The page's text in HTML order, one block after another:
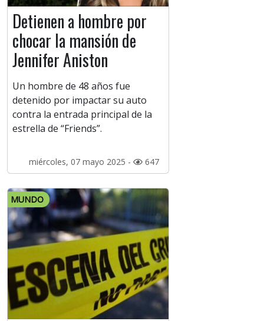
Detienen a hombre por
chocar la mansión de
Jennifer Aniston
Un hombre de 48 años fue
detenido por impactar su auto
contra la entrada principal de la
estrella de “Friends”.
miércoles, 07 mayo 2025 - 647
MUNDO